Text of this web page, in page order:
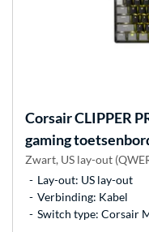
CorsairCLIPPER
gaming
Zwart, US lay-out
Lay-out: US lay-out
Verbinding: Kabel
Switch type: Corsair